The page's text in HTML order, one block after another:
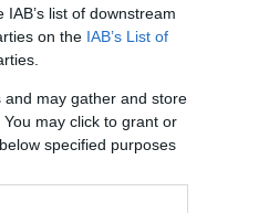
list of downstream
on the IAB’s List of
may gather and store
may click to grant or
specified purposes